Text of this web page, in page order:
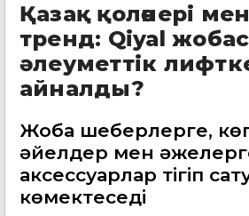
Қазақ қолөнері
тренд: Qiyal
әлеуметтік
айналды?
Жоба шеберлерге,
әйелдер мен
аксессуарлар тігіп
көмектеседі